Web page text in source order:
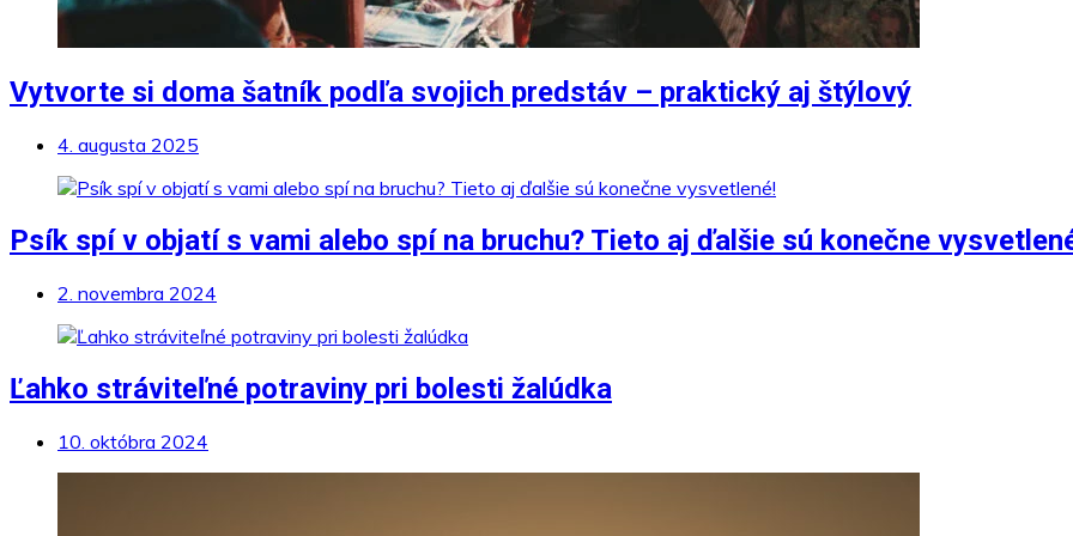
Vytvorte si doma šatník podľa svojich predstáv – praktický aj štýlový
4. augusta 2025
Psík spí v objatí s vami alebo spí na bruchu? Tieto aj ďalšie sú konečne
2. novembra 2024
Ľahko stráviteľné potraviny pri bolesti žalúdka
10. októbra 2024